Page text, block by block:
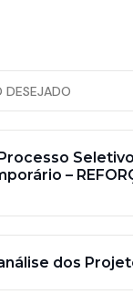
DESEJADO
–
dos